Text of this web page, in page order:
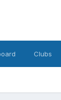
Clubs